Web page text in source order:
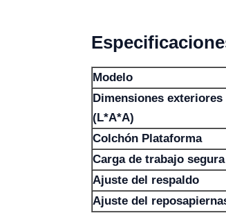
Modelo
Dimensiones exteriores
(L*A*A)
Colchón Plataforma
Carga de trabajo segura
Ajuste del respaldo
Ajuste del